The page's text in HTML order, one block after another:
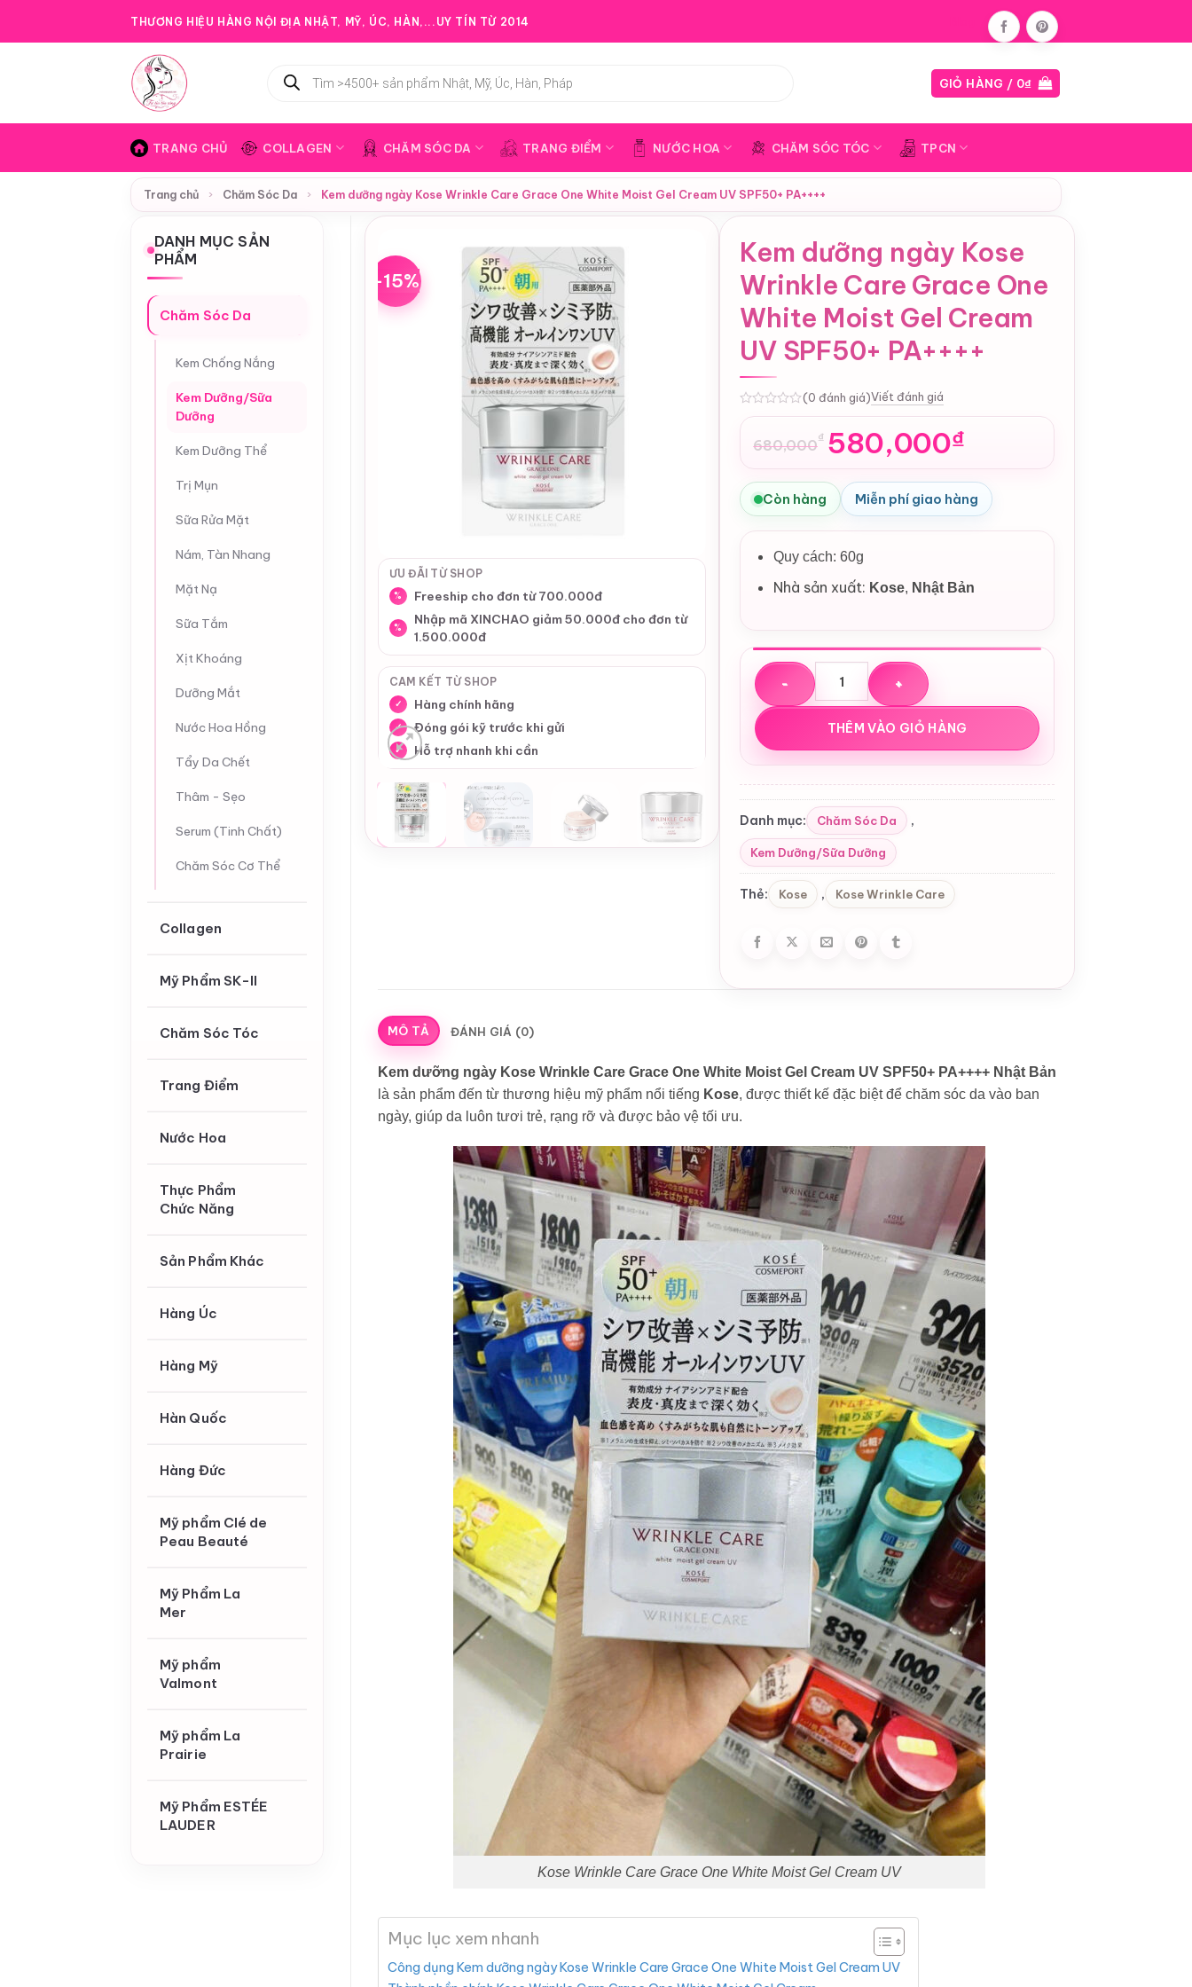
THƯƠNG HIỆU HÀNG NỘI ĐỊA NHẬT, MỸ, ÚC, HÀN,...UY TÍN TỪ 2014
kiếm
GIỎ HÀNG / 0₫
TRANG CHỦ COLLAGEN CHĂM SÓC DA TRANG ĐIỂM NƯỚC HOA CHĂM SÓC TÓC TPCN
Trang chủ › Chăm Sóc Da › Kem dưỡng ngày Kose Wrinkle Care Grace One White Moist Gel Cream UV SPF50+ PA++++
DANH MỤC SẢN
PHẨM
Chăm Sóc Da
Kem Chống Nắng
Kem Dưỡng/Sữa
Dưỡng
Kem Dưỡng Thể
Trị Mụn
Sữa Rửa Mặt
Nám, Tàn Nhang
Mặt Nạ
Sữa Tắm
Xịt Khoáng
Dưỡng Mắt
Nước Hoa Hồng
Tẩy Da Chết
Thâm - Sẹo
Serum (Tinh Chất)
Chăm Sóc Cơ Thể
Collagen
Mỹ Phẩm SK-II
Chăm Sóc Tóc
Trang Điểm
Nước Hoa
Thực Phẩm
Chức Năng
Sản Phẩm Khác
Hàng Úc
Hàng Mỹ
Hàn Quốc
Hàng Đức
Mỹ phẩm Clé de
Peau Beauté
Mỹ Phẩm La
Mer
Mỹ phẩm
Valmont
Mỹ phẩm La
Prairie
Mỹ Phẩm ESTÉE
LAUDER
-15%
ƯU ĐÃI TỪ SHOP
% Freeship cho đơn từ 700.000đ
%
Nhập mã XINCHAO giảm 50.000đ cho đơn từ
1.500.000đ
CAM KẾT TỪ SHOP
✓ Hàng chính hãng
✓ Đóng gói kỹ trước khi gửi
✓ Hỗ trợ nhanh khi cần
Kem dưỡng ngày Kose
Wrinkle Care Grace One
White Moist Gel Cream
UV SPF50+ PA++++
(0 đánh giá)Viết đánh giá
680,000₫
Giá
gốc
là:
680,000₫.
580,000₫
Giá
hiện
tại
là:
580,000₫.
Còn hàng Miễn phí giao hàng
Quy cách: 60g
Nhà sản xuất: Kose, Nhật Bản
Kem dưỡng ngày Kose Wrinkle Care Grace One White Moist Gel
THÊM VÀO GIỎ HÀNG
Danh mục: Chăm Sóc Da ,
Kem Dưỡng/Sữa Dưỡng
Thẻ: Kose , Kose Wrinkle Care
MÔ TẢ ĐÁNH GIÁ (0)
Kem dưỡng ngày Kose Wrinkle Care Grace One White Moist Gel Cream UV SPF50+ PA++++ Nhật Bản
là sản phẩm đến từ thương hiệu mỹ phẩm nổi tiếng Kose, được thiết kế đặc biệt để chăm sóc da vào ban
ngày, giúp da luôn tươi trẻ, rạng rỡ và được bảo vệ tối ưu.
Kose Wrinkle Care Grace One White Moist Gel Cream UV
Mục lục xem nhanh
Công dụng Kem dưỡng ngày Kose Wrinkle Care Grace One White Moist Gel Cream UV